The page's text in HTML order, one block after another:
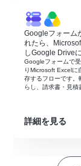
す。
次に、ト
に回答が
続けて、
生成する
とに審査ポ
最後に、
定のチャン
Googleフォーム
れたら、
しGoogle Drive
Googleフォームで
りMicrosoft Excelに
存するフローです。
らし、請求書・見積
詳細を見る